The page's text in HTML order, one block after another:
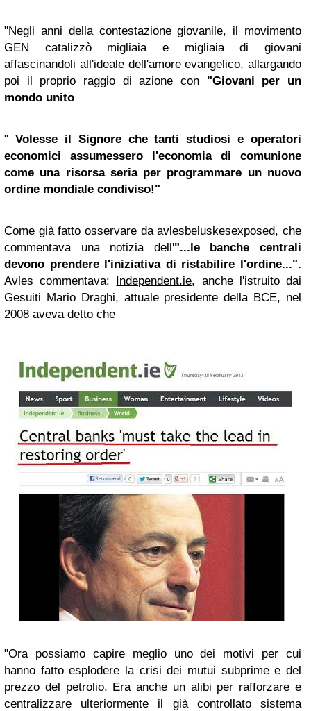
"Negli anni della contestazione giovanile, il movimento
GEN catalizzò migliaia e migliaia di giovani
affascinandoli all'ideale dell'amore evangelico, allargando
poi il proprio raggio di azione con "Giovani per un
mondo unito
" Volesse il Signore che tanti studiosi e operatori
economici assumessero l'economia di comunione
come una risorsa seria per programmare un nuovo
ordine mondiale condiviso!"
Come già fatto osservare da avlesbeluskesexposed, che
commentava una notizia dell'"...le banche centrali
devono prendere l'iniziativa di ristabilire l'ordine...".
Avles commentava: Independent.ie, anche l'istruito dai
Gesuiti Mario Draghi, attuale presidente della BCE, nel
2008 aveva detto che
"Ora possiamo capire meglio uno dei motivi per cui
hanno fatto esplodere la crisi dei mutui subprime e del
prezzo del petrolio. Era anche un alibi per rafforzare e
centralizzare ulteriormente il già controllato sistema